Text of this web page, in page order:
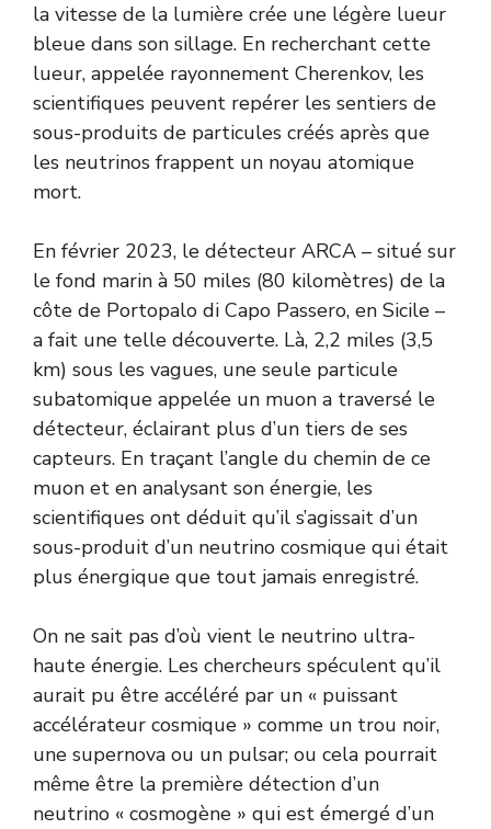
la vitesse de la lumière crée une légère lueur
bleue dans son sillage. En recherchant cette
lueur, appelée rayonnement Cherenkov, les
scientifiques peuvent repérer les sentiers de
sous-produits de particules créés après que
les neutrinos frappent un noyau atomique
mort.
En février 2023, le détecteur ARCA – situé sur
le fond marin à 50 miles (80 kilomètres) de la
côte de Portopalo di Capo Passero, en Sicile –
a fait une telle découverte. Là, 2,2 miles (3,5
km) sous les vagues, une seule particule
subatomique appelée un muon a traversé le
détecteur, éclairant plus d’un tiers de ses
capteurs. En traçant l’angle du chemin de ce
muon et en analysant son énergie, les
scientifiques ont déduit qu’il s’agissait d’un
sous-produit d’un neutrino cosmique qui était
plus énergique que tout jamais enregistré.
On ne sait pas d’où vient le neutrino ultra-
haute énergie. Les chercheurs spéculent qu’il
aurait pu être accéléré par un « puissant
accélérateur cosmique » comme un trou noir,
une supernova ou un pulsar; ou cela pourrait
même être la première détection d’un
neutrino « cosmogène » qui est émergé d’un